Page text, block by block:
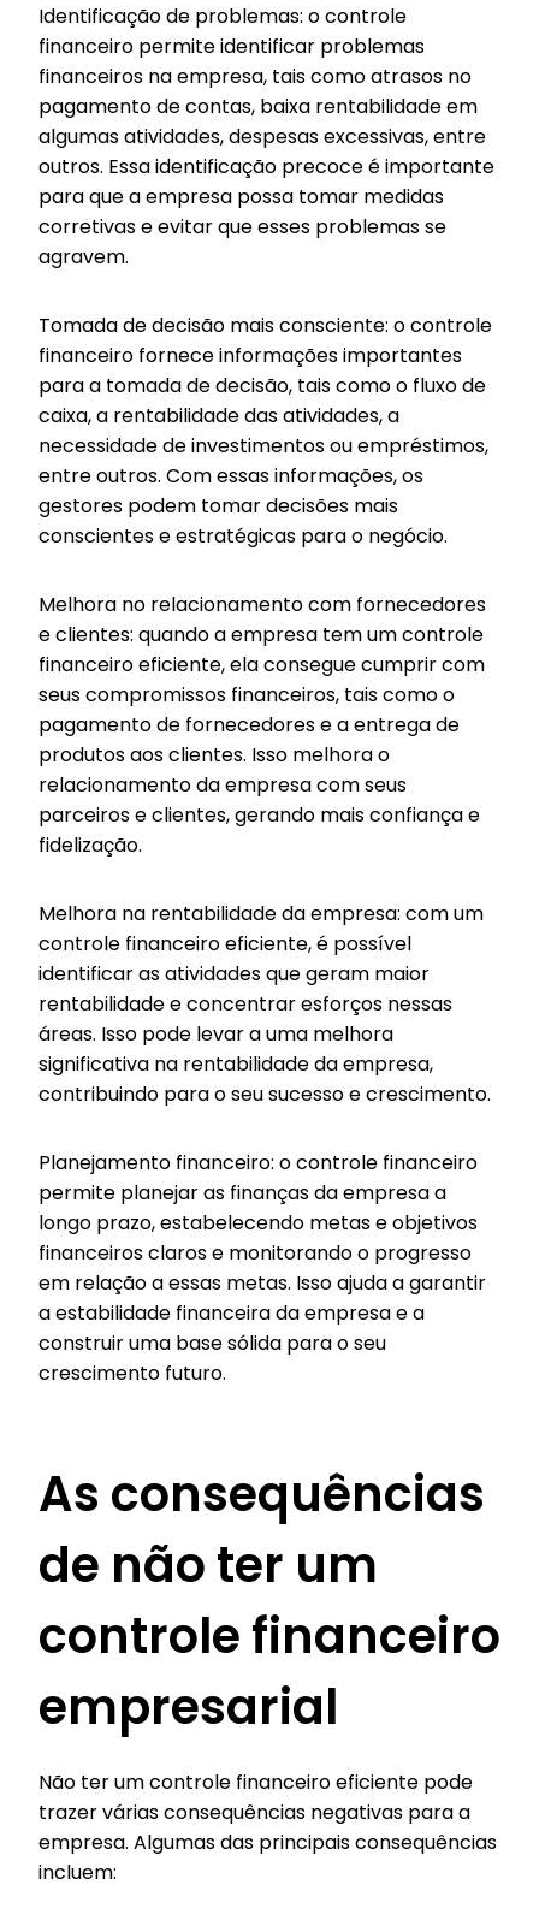
Identificação de problemas: o controle
financeiro permite identificar problemas
financeiros na empresa, tais como atrasos no
pagamento de contas, baixa rentabilidade em
algumas atividades, despesas excessivas, entre
outros. Essa identificação precoce é importante
para que a empresa possa tomar medidas
corretivas e evitar que esses problemas se
agravem.
Tomada de decisão mais consciente: o controle
financeiro fornece informações importantes
para a tomada de decisão, tais como o fluxo de
caixa, a rentabilidade das atividades, a
necessidade de investimentos ou empréstimos,
entre outros. Com essas informações, os
gestores podem tomar decisões mais
conscientes e estratégicas para o negócio.
Melhora no relacionamento com fornecedores
e clientes: quando a empresa tem um controle
financeiro eficiente, ela consegue cumprir com
seus compromissos financeiros, tais como o
pagamento de fornecedores e a entrega de
produtos aos clientes. Isso melhora o
relacionamento da empresa com seus
parceiros e clientes, gerando mais confiança e
fidelização.
Melhora na rentabilidade da empresa: com um
controle financeiro eficiente, é possível
identificar as atividades que geram maior
rentabilidade e concentrar esforços nessas
áreas. Isso pode levar a uma melhora
significativa na rentabilidade da empresa,
contribuindo para o seu sucesso e crescimento.
Planejamento financeiro: o controle financeiro
permite planejar as finanças da empresa a
longo prazo, estabelecendo metas e objetivos
financeiros claros e monitorando o progresso
em relação a essas metas. Isso ajuda a garantir
a estabilidade financeira da empresa e a
construir uma base sólida para o seu
crescimento futuro.
As consequências
de não ter um
controle financeiro
empresarial
Não ter um controle financeiro eficiente pode
trazer várias consequências negativas para a
empresa. Algumas das principais consequências
incluem: